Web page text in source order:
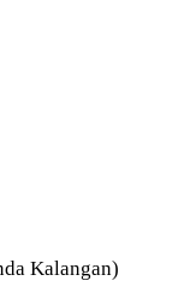
Kalangan)